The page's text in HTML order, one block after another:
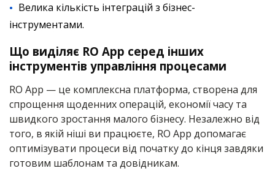
Велика кількість інтеграцій з бізнес-
інструментами.
Що виділяє RO App серед інших
інструментів управління процесами
RO App — це комплексна платформа, створена для
спрощення щоденних операцій, економії часу та
швидкого зростання малого бізнесу. Незалежно від
того, в якій ніші ви працюєте, RO App допомагає
оптимізувати процеси від початку до кінця завдяки
готовим шаблонам та довідникам.